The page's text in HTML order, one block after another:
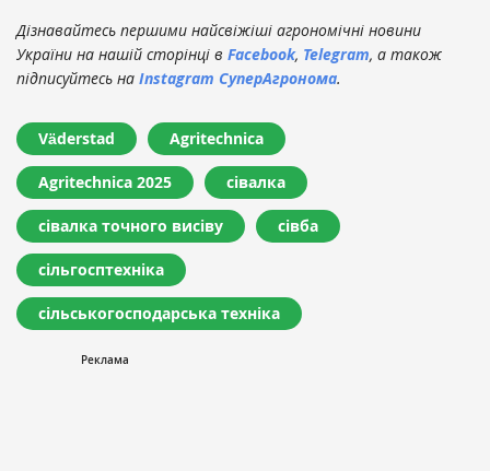
Дізнавайтесь першими найсвіжіші агрономічні новини
України на нашій сторінці в Facebook, Telegram, а також
підписуйтесь на Instagram СуперАгронома.
Väderstad Agritechnica
Agritechnica 2025 сівалка
сівалка точного висіву сівба
сільгосптехніка
сільськогосподарська техніка